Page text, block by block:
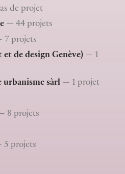
de projet
— 44 projets
7 projets
de design Genève) — 1
urbanisme sàrl — 1 projet
8 projets
5 projets